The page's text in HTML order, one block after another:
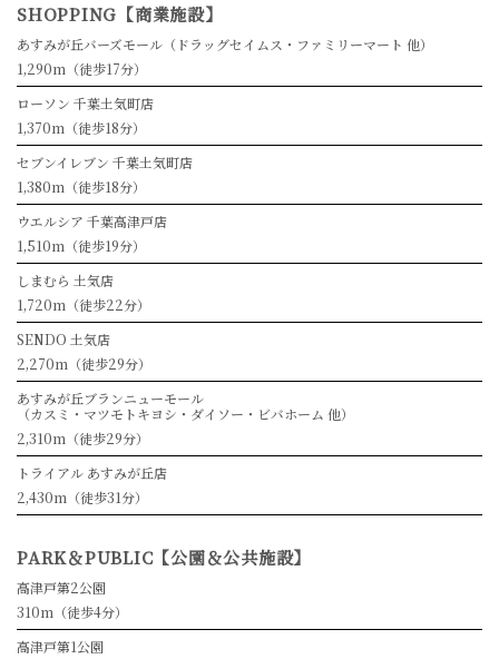
SHOPPING【商業施設】
あすみが丘バーズモール （ドラッグセイムス・ファミリーマート 他）
1,290m（徒歩17分）
ローソン 千葉土気町店
1,370m（徒歩18分）
セブンイレブン 千葉土気町店
1,380m（徒歩18分）
ウエルシア 千葉高津戸店
1,510m（徒歩19分）
しまむら 土気店
1,720m（徒歩22分）
SENDO 土気店
2,270m（徒歩29分）
あすみが丘ブランニューモール
（カスミ・マツモトキヨシ・ダイソー・ビバホーム 他）
2,310m（徒歩29分）
トライアル あすみが丘店
2,430m（徒歩31分）
PARK＆PUBLIC【公園＆公共施設】
高津戸第2公園
310m（徒歩4分）
高津戸第1公園